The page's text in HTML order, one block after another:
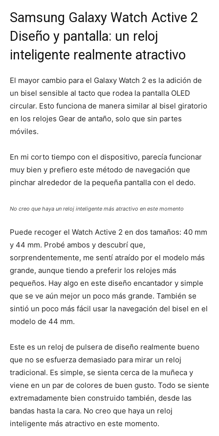
Samsung Galaxy Watch Active 2
Diseño y pantalla: un reloj
inteligente realmente atractivo
El mayor cambio para el Galaxy Watch 2 es la adición de
un bisel sensible al tacto que rodea la pantalla OLED
circular. Esto funciona de manera similar al bisel giratorio
en los relojes Gear de antaño, solo que sin partes
móviles.
En mi corto tiempo con el dispositivo, parecía funcionar
muy bien y prefiero este método de navegación que
pinchar alrededor de la pequeña pantalla con el dedo.
No creo que haya un reloj inteligente más atractivo en este momento
Puede recoger el Watch Active 2 en dos tamaños: 40 mm
y 44 mm. Probé ambos y descubrí que,
sorprendentemente, me sentí atraído por el modelo más
grande, aunque tiendo a preferir los relojes más
pequeños. Hay algo en este diseño encantador y simple
que se ve aún mejor un poco más grande. También se
sintió un poco más fácil usar la navegación del bisel en el
modelo de 44 mm.
Este es un reloj de pulsera de diseño realmente bueno
que no se esfuerza demasiado para mirar un reloj
tradicional. Es simple, se sienta cerca de la muñeca y
viene en un par de colores de buen gusto. Todo se siente
extremadamente bien construido también, desde las
bandas hasta la cara. No creo que haya un reloj
inteligente más atractivo en este momento.